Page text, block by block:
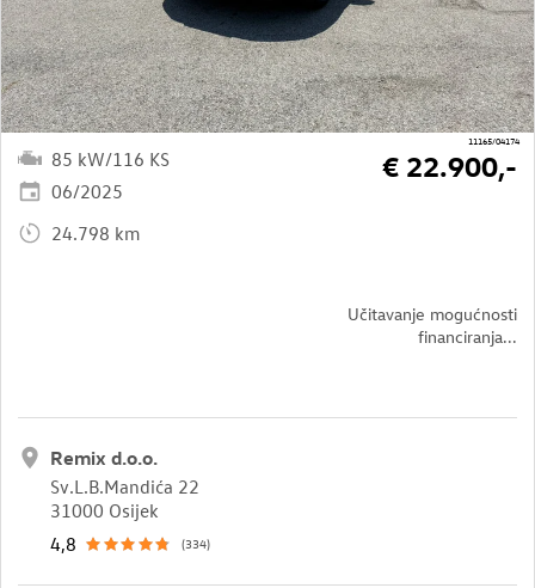
11165/04174
85 kW/116 KS
06/2025
24.798 km
Učitavanje mogućnosti
financiranja...
€ 22.900,-
Remix d.o.o.
Sv.L.B.Mandića 22
31000 Osijek
4,8
(334)